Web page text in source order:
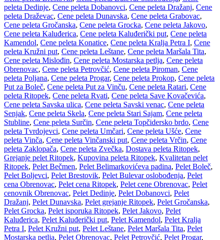
peleta Dedinje, Cene peleta Dobanovci, Cene peleta Dražanj, Cene
peleta Draževac, Cene peleta Dunavska, Cene peleta Grabovac,
Cene peleta Gročanska, Cene peleta Grocka, Cene peleta Jakovo,
Cene peleta Kaluđerica, Cene peleta Kaluđerički put, Cene peleta
Kamendol, Cene peleta Konatice, Cene peleta Kralja Petra I, Cene
peleta Kružni put, Cene peleta Leštane, Cene peleta Maršala Tita,
Cene peleta Mislođin, Cene peleta Mostarska petlja, Cene peleta
Obrenovac, Cene peleta Petrovčić, Cene peleta Piroman, Cene
peleta Poljana, Cene peleta Progar, Cene peleta Prokop, Cene peleta
Put za Boleč, Cene peleta Put za Vinču, Cene peleta Ratari, Cene
peleta Ritopek, Cene peleta Rvati, Cene peleta Save Kovačevića,
Cene peleta Savska ulica, Cene peleta Savski venac, Cene peleta
Senjak, Cene peleta Skela, Cene peleta Stari Sajam, Cene peleta
Stubline, Cene peleta Surčin, Cene peleta Topčidersko brdo, Cene
peleta Tvrdojevci, Cene peleta Umčari, Cene peleta Ušće, Cene
peleta Vinča, Cene peleta Vinčanski put, Cene peleta Vrčin, Cene
peleta Zaklopača, Cene peleta Zvečka, Dostava peleta Ritopek,
Grejanje pelet Ritopek, Kupovina peleta Ritopek, Kvalitetan pelet
Ritopek, Pelet Bečmen, Pelet Belimarkovićeva padina, Pelet Boleč,
Pelet Boljevci, Pelet Brestovik, Pelet Bulevar oslobođenja, Pelet
cena Obrenovac, Pelet cena Ritopek, Pelet cene Obrenovac, Pelet
cenovnik Obrenovac, Pelet Dedinje, Pelet Dobanovci, Pelet
Dražanj, Pelet Dunavska, Pelet grejanje Ritopek, Pelet Gročanska,
Pelet Grocka, Pelet isporuka Ritopek, Pelet Jakovo, Pelet
Kaluđerica, Pelet Kaluđerički put, Pelet Kamendol, Pelet Kralja
Petra I, Pelet Kružni put, Pelet Leštane, Pelet Maršala Tita, Pelet
Mostarska petlja, Pelet Obrenovac, Pelet Petrovčić, Pelet Progar,